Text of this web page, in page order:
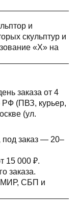
и
скульптур и
«X» на
заказа от 4
РФ (ПВЗ, курьер,
(ул.
заказ — 20–
15 000 ₽.
заказа.
МИР, СБП и